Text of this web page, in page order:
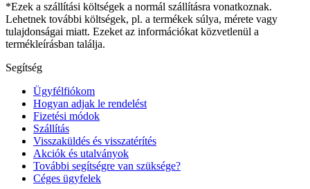
*Ezek a szállítási költségek a normál szállításra vonatkoznak.
Lehetnek további költségek, pl. a termékek súlya, mérete vagy
tulajdonságai miatt. Ezeket az információkat közvetlenül a
termékleírásban találja.
Segítség
Ügyfélfiókom
Hogyan adjak le rendelést
Fizetési módok
Szállítás
Visszaküldés és visszatérítés
Akciók és utalványok
További segítségre van szüksége?
Céges ügyfelek